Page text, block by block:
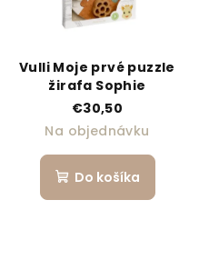
Vulli Moje prvé puzzle
žirafa Sophie
€30,50
Na objednávku
Do košíka